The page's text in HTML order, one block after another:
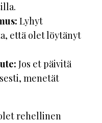
Lyhyt
että olet löytänyt
Jos et päivitä
menetät
rehellinen